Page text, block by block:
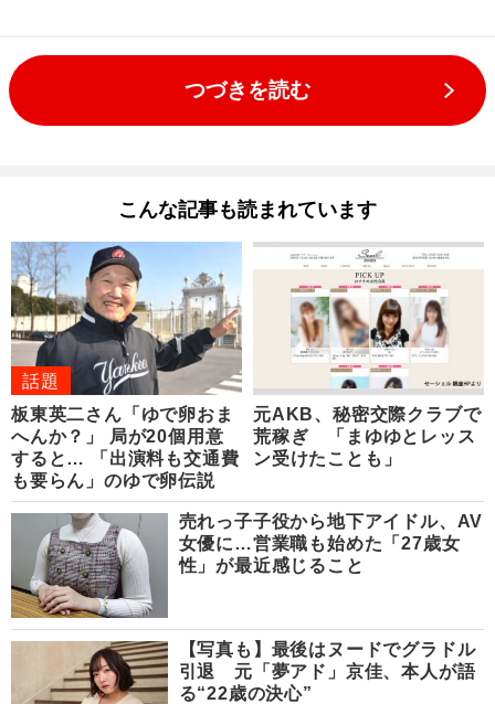
つづきを読む
こんな記事も読まれています
話題
板東英二さん「ゆで卵おま
へんか？」 局が20個用意
すると… 「出演料も交通費
も要らん」のゆで卵伝説
元AKB、秘密交際クラブで
荒稼ぎ 「まゆゆとレッス
ン受けたことも」
売れっ子子役から地下アイドル、AV
女優に…営業職も始めた「27歳女
性」が最近感じること
【写真も】最後はヌードでグラドル
引退 元「夢アド」京佳、本人が語
る“22歳の決心”